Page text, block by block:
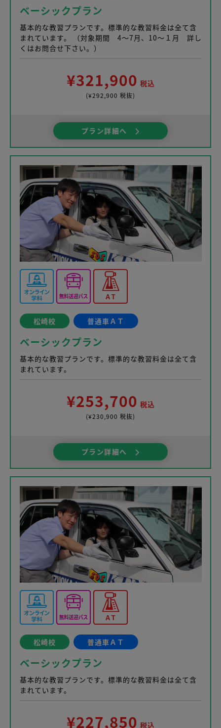
ベーシックプラン
基本的な教習プランです。標準的な教習料金は全て含
まれています。 （対象期間 4～7月、10～１月 詳し
くはお問合せ下さい。）
¥321,900 税込
(¥292,900 税抜)
プラン詳細へ
松崎校 普通車ＡＴ
ベーシックプラン
基本的な教習プランです。標準的な教習料金は全て含
まれています。
¥253,700 税込
(¥230,900 税抜)
プラン詳細へ
松崎校 普通車ＡＴ
ベーシックプラン
基本的な教習プランです。標準的な教習料金は全て含
まれています。
¥227,850 税込